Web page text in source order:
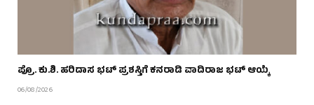
ಪ್ರೊ. ಕು.ಶಿ. ಹರಿದಾಸ ಭಟ್ ಪ್ರಶಸ್ತಿಗೆ ಕನರಾಡಿ ವಾದಿರಾಜ ಭಟ್ ಆಯ್ಕೆ
06/08/2026